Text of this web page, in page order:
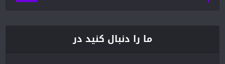
ما را دنبال کنید در